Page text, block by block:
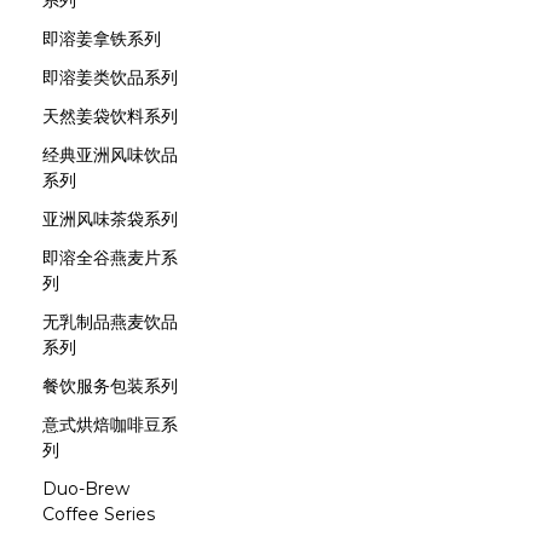
即溶姜拿铁系列
即溶姜类饮品系列
天然姜袋饮料系列
经典亚洲风味饮品
系列
亚洲风味茶袋系列
即溶全谷燕麦片系
列
无乳制品燕麦饮品
系列
餐饮服务包装系列
意式烘焙咖啡豆系
列
Duo-Brew
Coffee Series